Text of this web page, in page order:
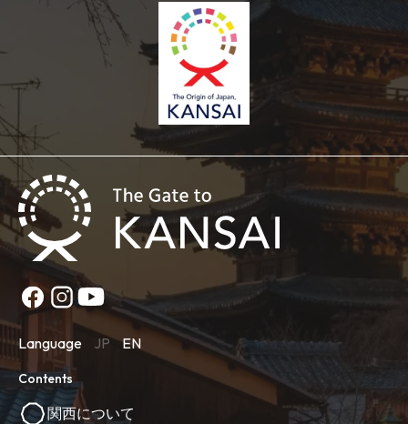
Language JP EN
Contents
関西について